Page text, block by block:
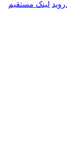
لینک مستقیم